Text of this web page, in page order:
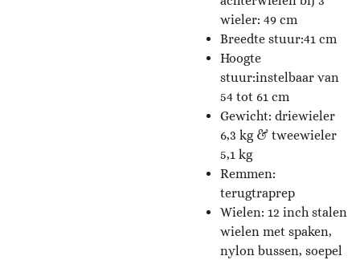
wieler: 49 cm
Breedte stuur:41 cm
Hoogte
stuur:instelbaar van
54 tot 61 cm
Gewicht: driewieler
6,3 kg & tweewieler
5,1 kg
Remmen:
terugtraprep
Wielen: 12 inch stalen
wielen met spaken,
nylon bussen, soepel